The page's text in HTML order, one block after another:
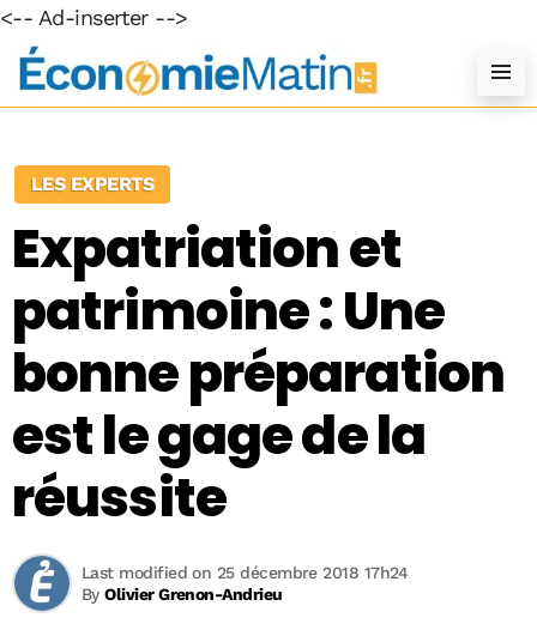
<-- Ad-inserter -->
LES EXPERTS
Expatriation et
patrimoine : Une
bonne préparation
est le gage de la
réussite
ByOlivier Grenon-Andrieu
Last modified on 25 décembre 2018 17h24